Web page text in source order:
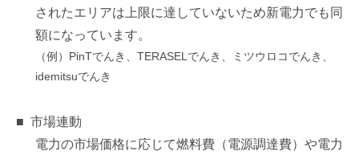
されたエリアは上限に達していないため新電力でも同
額になっています。
（例）PinTでんき、TERASELでんき、ミツウロコでんき、
idemitsuでんき
市場連動
電力の市場価格に応じて燃料費（電源調達費）や電力